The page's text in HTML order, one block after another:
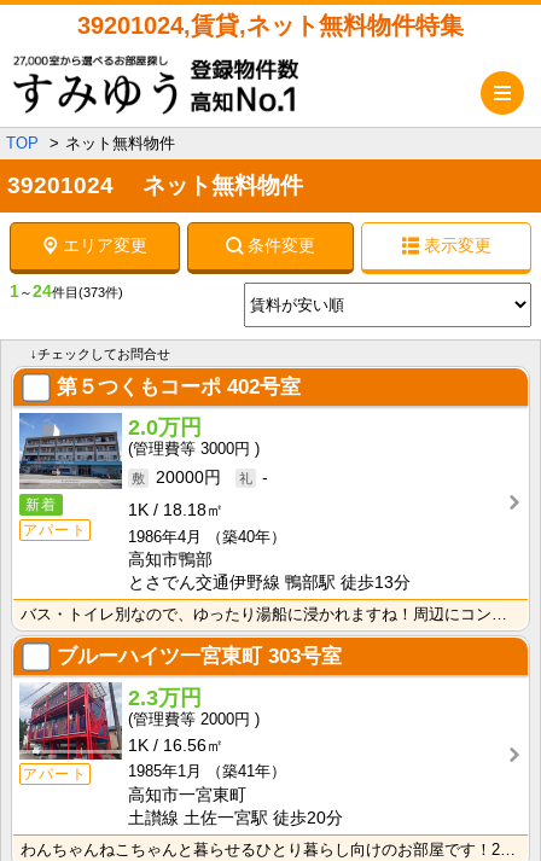
39201024,賃貸,ネット無料物件特集
TOP ネット無料物件
39201024 ネット無料物件
エリア変更 条件変更 表示変更
1～24件目 (373件)
↓チェックしてお問合せ
第５つくもコーポ 402号室
新着
アパート
2.0万円
3000円
20000円
-
1K
18.18㎡
1986年4月
（築40年）
高知市鴨部
とさでん交通伊野線 鴨部駅 徒歩13分
バス・トイレ別なので、ゆったり湯船に浸かれますね！周辺にコンビニやスーパー、飲食店がり生活に困りませ･･･
ブルーハイツ一宮東町303号室
アパート
2.3万円
2000円
1K
16.56㎡
1985年1月
（築41年）
高知市一宮東町
土讃線 土佐一宮駅 徒歩20分
わんちゃんねこちゃんと暮らせるひとり暮らし向けのお部屋です！2026年6月下旬、ネット無料（Wi-F･･･